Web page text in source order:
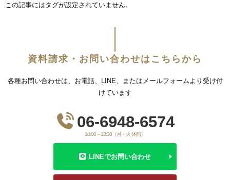
この記事にはタグが設定されていません。
資料請求・お問い合わせはこちらから
各種お問い合わせは、お電話、LINE、またはメールフォームより受け付
けています
06-6948-6574
10:00～18:30（月・火 休館）
LINEでお問い合わせ